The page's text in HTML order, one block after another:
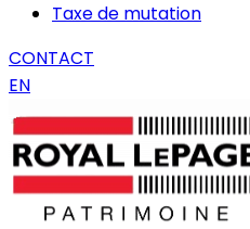
Taxe de mutation
CONTACT
EN